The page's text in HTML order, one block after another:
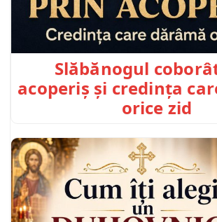
Slăbănogul
acoperiș și credința
orice zid